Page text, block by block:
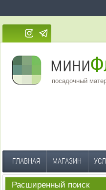
посадочный
ГЛАВНАЯ МАГАЗИН
Расширенный поиск